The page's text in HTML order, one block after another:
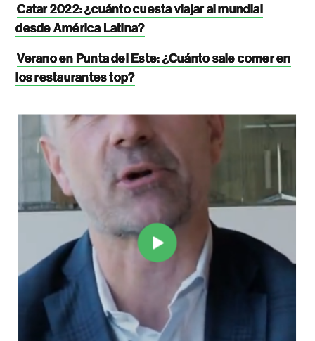
Catar 2022: ¿cuánto cuesta viajar al mundial
desde América Latina?
Verano en Punta del Este: ¿Cuánto sale comer en
los restaurantes top?